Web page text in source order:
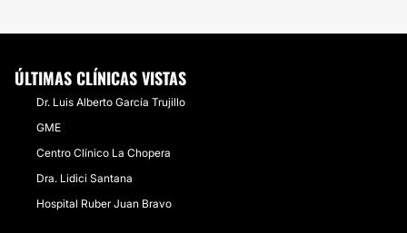
ÚLTIMAS CLÍNICAS VISTAS
Dr. Luis Alberto García Trujillo
GME
Centro Clínico La Chopera
Dra. Lidici Santana
Hospital Ruber Juan Bravo